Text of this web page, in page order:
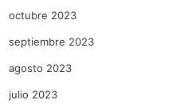
octubre 2023
septiembre 2023
agosto 2023
julio 2023